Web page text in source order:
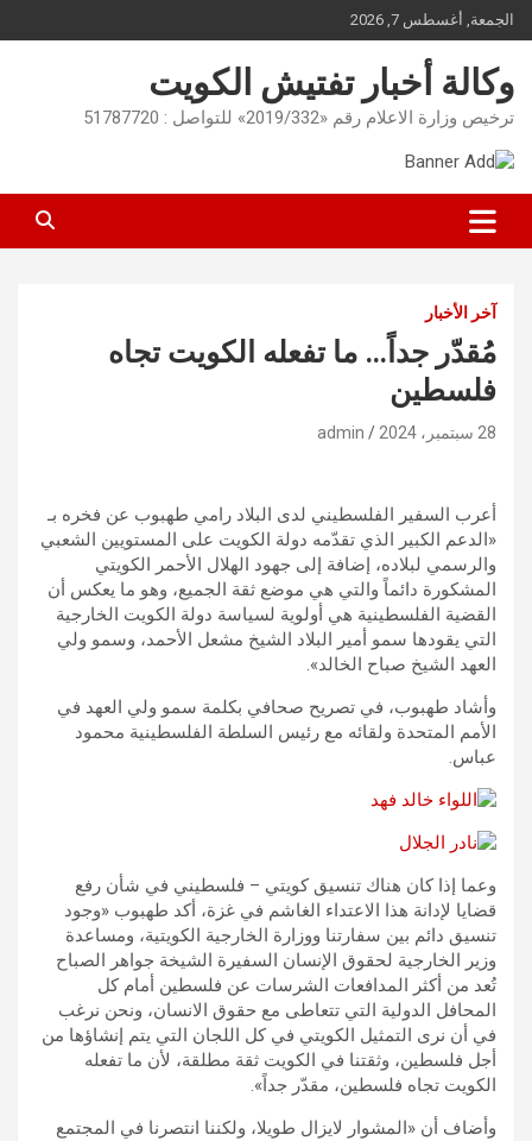
Skip
to
content
الجمعة, أغسطس 7, 2026
وكالة أخبار تفتيش الكويت
ترخيص وزارة الاعلام رقم «2019/332» للتواصل : 51787720
آخر الأخبار
مُقدّر جداً… ما تفعله الكويت تجاه
فلسطين
28 سبتمبر، 2024 admin
أعرب السفير الفلسطيني لدى البلاد رامي طهبوب عن فخره بـ
«الدعم الكبير الذي تقدّمه دولة الكويت على المستويين الشعبي
والرسمي لبلاده، إضافة إلى جهود الهلال الأحمر الكويتي
المشكورة دائماً والتي هي موضع ثقة الجميع، وهو ما يعكس أن
القضية الفلسطينية هي أولوية لسياسة دولة الكويت الخارجية
التي يقودها سمو أمير البلاد الشيخ مشعل الأحمد، وسمو ولي
العهد الشيخ صباح الخالد».
وأشاد طهبوب، في تصريح صحافي بكلمة سمو ولي العهد في
الأمم المتحدة ولقائه مع رئيس السلطة الفلسطينية محمود
عباس.
وعما إذا كان هناك تنسيق كويتي – فلسطيني في شأن رفع
قضايا لإدانة هذا الاعتداء الغاشم في غزة، أكد طهبوب «وجود
تنسيق دائم بين سفارتنا ووزارة الخارجية الكويتية، ومساعدة
وزير الخارجية لحقوق الإنسان السفيرة الشيخة جواهر الصباح
تُعد من أكثر المدافعات الشرسات عن فلسطين أمام كل
المحافل الدولية التي تتعاطى مع حقوق الانسان، ونحن نرغب
في أن نرى التمثيل الكويتي في كل اللجان التي يتم إنشاؤها من
أجل فلسطين، وثقتنا في الكويت ثقة مطلقة، لأن ما تفعله
الكويت تجاه فلسطين، مقدّر جداً».
وأضاف أن «المشوار لايزال طويلا، ولكننا انتصرنا في المجتمع